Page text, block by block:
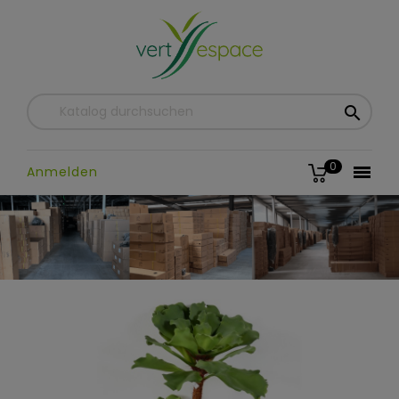


0
Anmelden